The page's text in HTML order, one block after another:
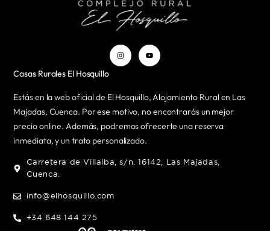
Casas Rurales El Hosquillo
Estás en la web oficial de El Hosquillo, Alojamiento Rural en Las
Majadas, Cuenca. Por ese motivo, no encontrarás un mejor
precio online. Además, podremos ofrecerte una reserva
inmediata, y un trato personalizado.
Carretera de Villalba, s/n. 16142, Las Majadas,
Cuenca.
info@elhosquillo.com
+34 648 144 275